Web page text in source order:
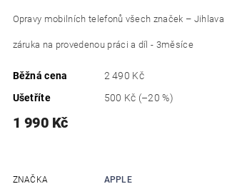
Opravy mobilních telefonů všech značek – Jihlava
záruka na provedenou práci a díl - 3měsíce
Běžná cena
2 490 Kč
Ušetříte
500 Kč (–20 %)
1 990 Kč
ZNAČKA
APPLE